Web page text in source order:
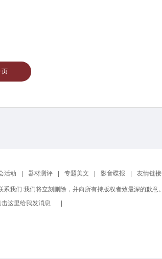
页
活动 | 器材测评 | 专题美文 | 影音碟报 | 友情链接
我们 我们将立刻刪除，并向所有持版权者致最深的歉意。
|